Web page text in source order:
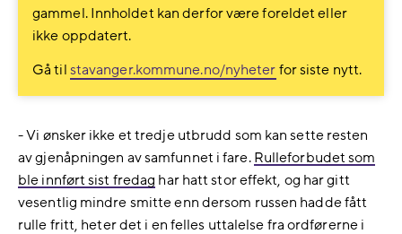
gammel. Innholdet kan derfor være foreldet eller
ikke oppdatert.
Gå til stavanger.kommune.no/nyheter for siste nytt.
- Vi ønsker ikke et tredje utbrudd som kan sette resten
av gjenåpningen av samfunnet i fare. Rulleforbudet som
ble innført sist fredag har hatt stor effekt, og har gitt
vesentlig mindre smitte enn dersom russen hadde fått
rulle fritt, heter det i en felles uttalelse fra ordførerne i